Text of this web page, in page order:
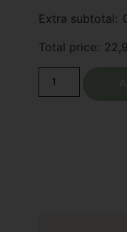
Extra subtotal:
Total price: